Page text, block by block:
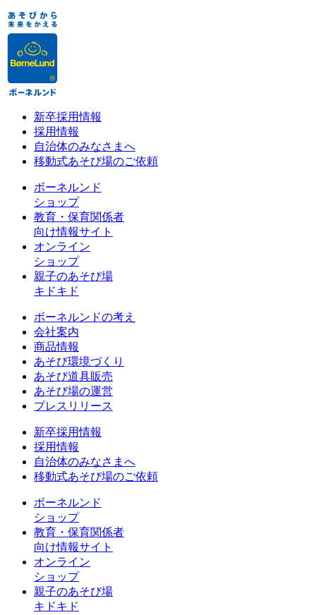
新卒採用情報
採用情報
自治体のみなさまへ
移動式あそび場のご依頼
ボーネルンド
ショップ
教育・保育関係者
向け情報サイト
オンライン
ショップ
親子のあそび場
キドキド
ボーネルンドの考え
会社案内
商品情報
あそび環境づくり
あそび道具販売
あそび場の運営
プレスリリース
新卒採用情報
採用情報
自治体のみなさまへ
移動式あそび場のご依頼
ボーネルンド
ショップ
教育・保育関係者
向け情報サイト
オンライン
ショップ
親子のあそび場
キドキド